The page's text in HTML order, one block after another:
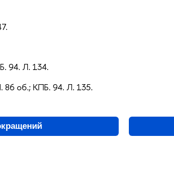
94. Л. 134.
об.; КПБ. 94. Л. 135.